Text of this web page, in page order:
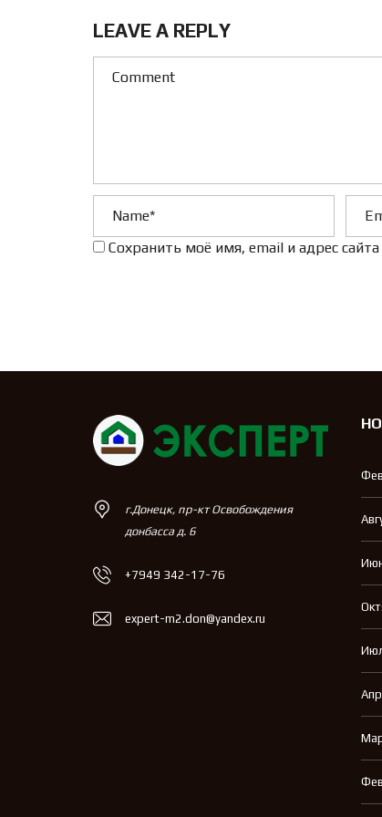
LEAVE A REPLY
Сохранить моё имя, email и адрес
г.Донецк, пр-кт Освобождения
донбасса д. 6
+7949 342-17-76
expert-m2.don@yandex.ru